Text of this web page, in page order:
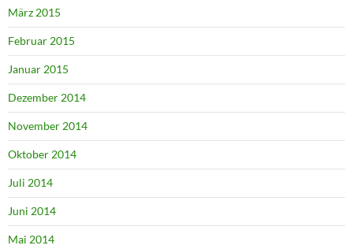
März 2015
Februar 2015
Januar 2015
Dezember 2014
November 2014
Oktober 2014
Juli 2014
Juni 2014
Mai 2014